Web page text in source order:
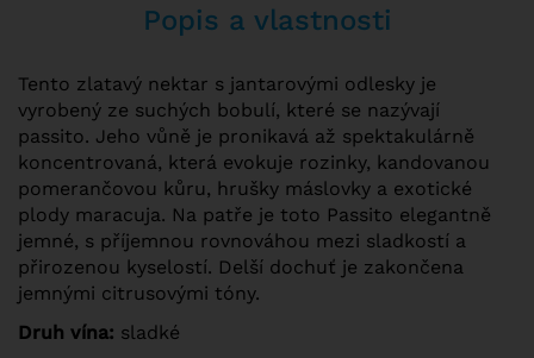
Popis a vlastnosti
Tento zlatavý nektar s jantarovými odlesky je
vyrobený ze suchých bobulí, které se nazývají
passito. Jeho vůně je pronikavá až spektakulárně
koncentrovaná, která evokuje rozinky, kandovanou
pomerančovou kůru, hrušky máslovky a exotické
plody maracuja. Na patře je toto Passito elegantně
jemné, s příjemnou rovnováhou mezi sladkostí a
přirozenou kyselostí. Delší dochuť je zakončena
jemnými citrusovými tóny.
Druh vína: sladké